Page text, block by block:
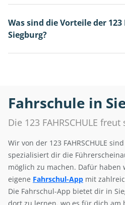
Was sind die Vorteile der 123
Siegburg?
Fahrschule in
Die 123 FAHRSCHULE
Wir von der 123 FAHRSCHULE
spezialisiert dir die
möglich zu machen. Dafür
eigene Fahrschul-App mit
Die Fahrschul-App bietet dir in